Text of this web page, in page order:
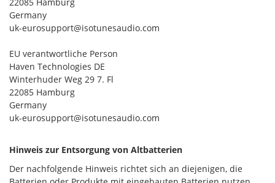
Germany
uk-eurosupport@isotunesaudio.com
EU verantwortliche Person
Haven Technologies DE
Winterhuder Weg 29 7. Fl
22085 Hamburg
Germany
uk-eurosupport@isotunesaudio.com
Hinweis zur Entsorgung von Altbatterien
Der nachfolgende Hinweis richtet sich an diejenigen, die